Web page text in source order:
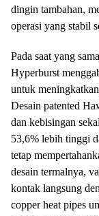
dingin tambahan,
operasi yang stabil
Pada saat yang
Hyperburst
untuk
Desain patented
dan kebisingan
53,6% lebih tinggi
tetap
desain termalnya,
kontak langsung
copper heat pipes